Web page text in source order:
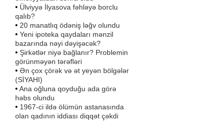
• Ülviyyə İlyasova fəhləyə borclu
qalıb?
• 20 manatlıq ödəniş ləğv olundu
• Yeni ipoteka qaydaları mənzil
bazarında nəyi dəyişəcək?
• Şirkətlər niyə bağlanır? Problemin
görünməyən tərəfləri
• Ən çox çörək və ət yeyən bölgələr
(SİYAHI)
•Ana oğluna qoyduğu ada görə
həbs olundu
• 1967-ci ildə ölümün astanasında
olan qadının iddiası diqqət çəkdi